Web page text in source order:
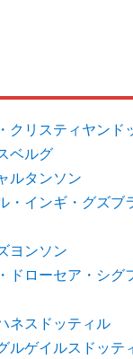
クリスティヤンド
ベルグ
ルタンソン
・インギ・グズブ
ヨンソン
ドローセア・シグ
ネスドッティル
ルゲイルスドッテ